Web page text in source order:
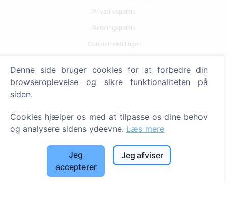
Privatlivspolitik
Betalingspolitik
Cookieindstillinger
Søg
Søg efter afdøde
Tjenester
Kontakt
SIA "CEMETY", LV40103618951
Denne side bruger cookies for at forbedre din
browseroplevelse og sikre funktionaliteten på
siden.
Cookies hjælper os med at tilpasse os dine behov
og analysere sidens ydeevne. Læs mere
Jeg
accepterer
Jeg afviser